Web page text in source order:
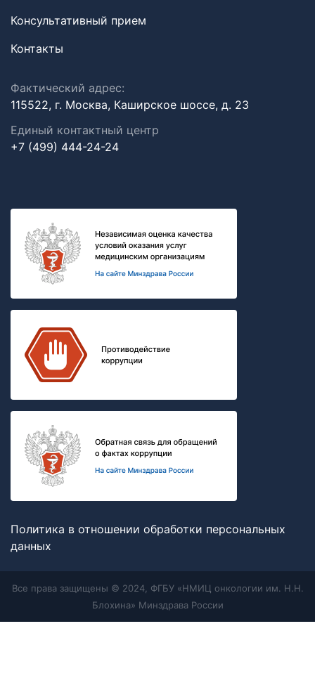
Консультативный прием
Контакты
Фактический адрес:
115522, г. Москва, Каширское шоссе, д. 23
Единый контактный центр
+7 (499) 444-24-24
Политика в отношении обработки персональных
данных
Все права защищены © 2024, ФГБУ «НМИЦ онкологии им. Н.Н.
Блохина» Минздрава России